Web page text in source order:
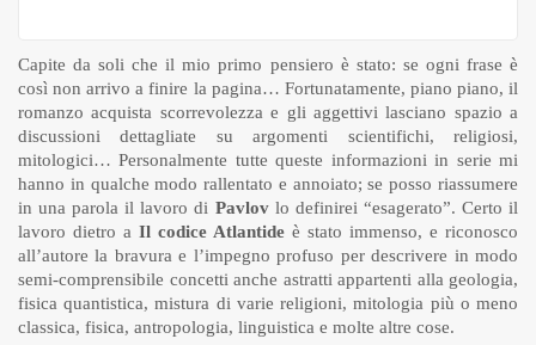
Capite da soli che il mio primo pensiero è stato: se ogni frase è
così non arrivo a finire la pagina… Fortunatamente, piano piano, il
romanzo acquista scorrevolezza e gli aggettivi lasciano spazio a
discussioni dettagliate su argomenti scientifichi, religiosi,
mitologici… Personalmente tutte queste informazioni in serie mi
hanno in qualche modo rallentato e annoiato; se posso riassumere
in una parola il lavoro di Pavlovlo definirei “esagerato”. Certo il
lavoro dietro a Il codice Atlantide è stato immenso, e riconosco
all’autore la bravura e l’impegno profuso per descrivere in modo
semi-comprensibile concetti anche astratti appartenti alla geologia,
fisica quantistica, mistura di varie religioni, mitologia più o meno
classica, fisica, antropologia, linguistica e molte altre cose.